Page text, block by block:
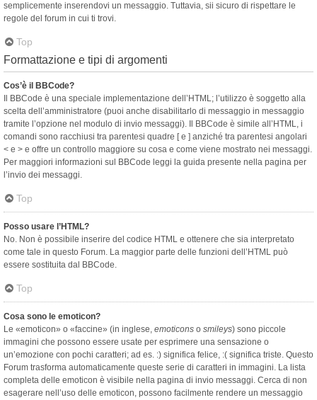
semplicemente inserendovi un messaggio. Tuttavia, sii sicuro di rispettare le
regole del forum in cui ti trovi.
Top
Formattazione e tipi di argomenti
Cos’è il BBCode?
Il BBCode è una speciale implementazione dell’HTML; l’utilizzo è soggetto alla
scelta dell’amministratore (puoi anche disabilitarlo di messaggio in messaggio
tramite l’opzione nel modulo di invio messaggi). Il BBCode è simile all’HTML, i
comandi sono racchiusi tra parentesi quadre [ e ] anziché tra parentesi angolari
< e > e offre un controllo maggiore su cosa e come viene mostrato nei messaggi.
Per maggiori informazioni sul BBCode leggi la guida presente nella pagina per
l’invio dei messaggi.
Top
Posso usare l’HTML?
No. Non è possibile inserire del codice HTML e ottenere che sia interpretato
come tale in questo Forum. La maggior parte delle funzioni dell’HTML può
essere sostituita dal BBCode.
Top
Cosa sono le emoticon?
Le «emoticon» o «faccine» (in inglese, emoticons o smileys) sono piccole
immagini che possono essere usate per esprimere una sensazione o
un’emozione con pochi caratteri; ad es. :) significa felice, :( significa triste. Questo
Forum trasforma automaticamente queste serie di caratteri in immagini. La lista
completa delle emoticon è visibile nella pagina di invio messaggi. Cerca di non
esagerare nell’uso delle emoticon, possono facilmente rendere un messaggio